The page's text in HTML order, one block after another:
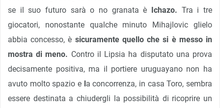
se il suo futuro sarà o no granata è
Ichazo. Tra i tre
giocatori, nonostante qualche minuto Mihajlovic glielo
abbia concesso, è sicuramente quello che si è messo in
mostra di meno. Contro il Lipsia ha disputato una prova
decisamente positiva, ma il portiere uruguayano non ha
avuto molto spazio e a concorrenza, in casa Toro, sembra
essere destinata a chiudergli la possibilità di ricoprire un